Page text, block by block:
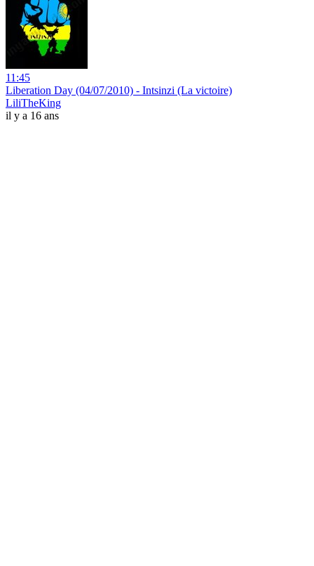
11:45
Liberation Day (04/07/2010) - Intsinzi (La victoire)
LiliTheKing
il y a 16 ans